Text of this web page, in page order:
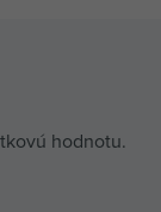
hodnotu.